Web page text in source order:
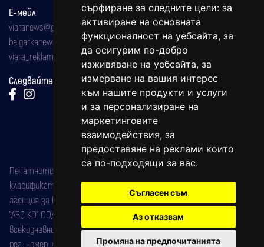
сърфиране за следните цели: за
активиране на основната
функционалност на уебсайта, за
да осигурим по-добро
изживяване на уебсайта, за
измерване на вашия интерес
към нашите продукти и услуги
и за персонализиране на
маркетинговите
взаимодействия, за
предоставяне на реклами които
са по-подходящи за вас.
Съгласен съм
Аз отказвам
Промяна на предпочитанията
Е-мейл
viaranews@gmail.com
balgarkanews@gmail.com
viara_reklama@mail.bg
Следвайте ни:
Печатното издание на вестника е регистрирано в националния
класификатор на печатните издания (Българска национална
агенция за ISSN) под номер: ISSN 1312-4722.
"АВС КО" ООД е притежател на марката: Вяра информационен
всекидневник на югозападна България, със свидетелство за марка
рег. номер: 47857/11.05.2004 година.